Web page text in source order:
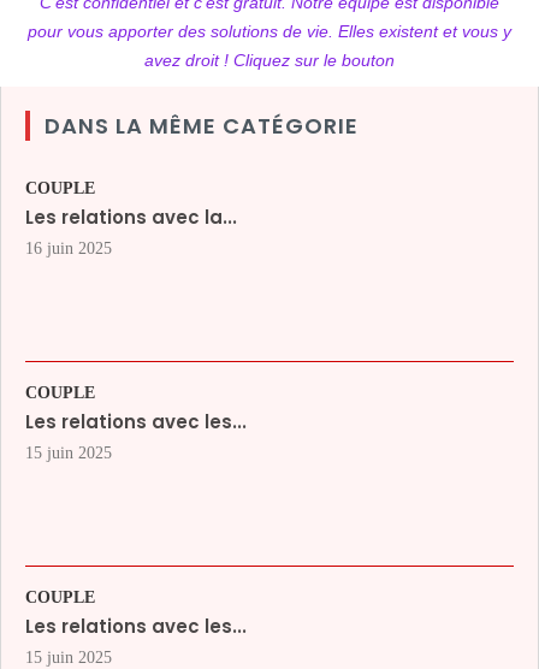
pour vous apporter des solutions de vie. Elles existent et vous y
avez droit ! Cliquez sur le bouton
DANS LA MÊME CATÉGORIE
COUPLE
Les relations avec la...
16 juin 2025
COUPLE
Les relations avec les...
15 juin 2025
COUPLE
Les relations avec les...
15 juin 2025